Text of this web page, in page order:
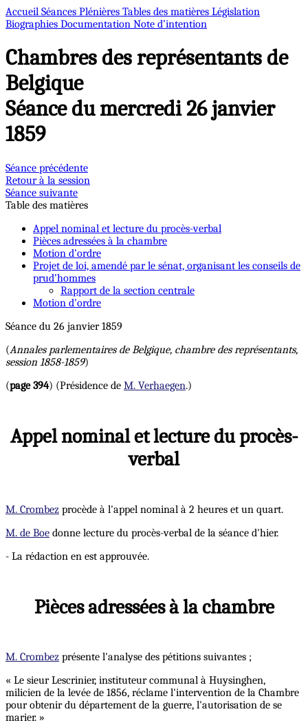
Accueil Séances Plénières Tables des matières Législation
Biographies Documentation Note d’intention
Chambres des représentants de
Belgique
Séance du mercredi 26 janvier
1859
Séance précédente
Retour à la session
Séance suivante
Table des matières
Appel nominal et lecture du procès-verbal
Pièces adressées à la chambre
Motion d’ordre
Projet de loi, amendé par le sénat, organisant les conseils de
prud’hommes
Rapport de la section centrale
Motion d’ordre
Séance du 26 janvier 1859
(Annales parlementaires de Belgique, chambre des représentants,
session 1858-1859)
(page 394) (Présidence de M. Verhaegen.)
Appel nominal et lecture du procès-
verbal
M. Crombez procède à l'appel nominal à 2 heures et un quart.
M. de Boe donne lecture du procès-verbal de la séance d'hier.
- La rédaction en est approuvée.
Pièces adressées à la chambre
M. Crombez présente l'analyse des pétitions suivantes ;
« Le sieur Lescrinier, instituteur communal à Huysinghen,
milicien de la levée de 1856, réclame l'intervention de la Chambre
pour obtenir du département de la guerre, l'autorisation de se
marier. »